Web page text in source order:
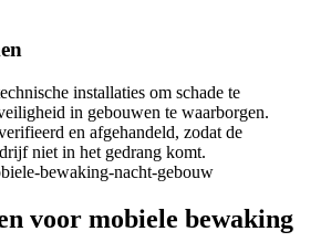
installaties om schade te
in gebouwen te waarborgen.
en afgehandeld, zodat de
niet in het gedrang komt.
voor mobiele bewaking